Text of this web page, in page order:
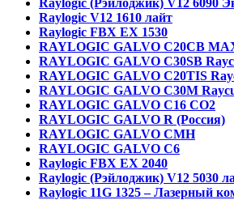
Raylogic V12 1610 лайт
Raylogic FBX EX 1530
RAYLOGIC GALVO С20CB
RAYLOGIC GALVO С30SB
RAYLOGIC GALVO C20TIS
RAYLOGIC GALVO С30M
RAYLOGIC GALVO С16 CO2
RAYLOGIC GALVO R (Россия)
RAYLOGIC GALVO CMH
RAYLOGIC GALVO С6
Raylogic FBX EX 2040
Raylogic (Рэйлоджик) V12 5030
Raylogic 11G 1325 – Лазерный